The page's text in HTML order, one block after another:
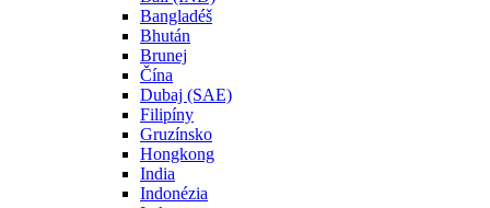
Bangladéš
Bhután
Brunej
Čína
Dubaj (SAE)
Filipíny
Gruzínsko
Hongkong
India
Indonézia